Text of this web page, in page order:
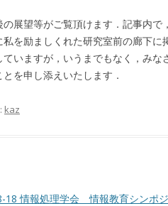
展望等がご覧頂けます．記事内で，
を励ましくれた研究室前の廊下に
いますが，いうまでもなく，みな
を申し添えいたします．
kaz
18 情報処理学会 情報教育シンポ